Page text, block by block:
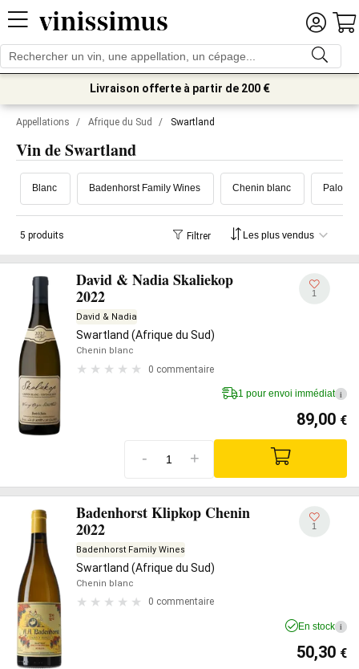
Livraison offerte à partir de 200 €
Appellations / Afrique du Sud / Swartland
Vin de Swartland
Blanc Badenhorst Family Wines Chenin blanc
5 produits Filtrer
David & Nadia Skaliekop
2022
David & Nadia
Swartland (Afrique du Sud)
Chenin blanc
0 commentaire
1
1 pour envoi immédiat i
89,00 €
- +
Badenhorst Klipkop Chenin
2022
Badenhorst Family Wines
Swartland (Afrique du Sud)
Chenin blanc
0 commentaire
1
En stock i
50,30 €